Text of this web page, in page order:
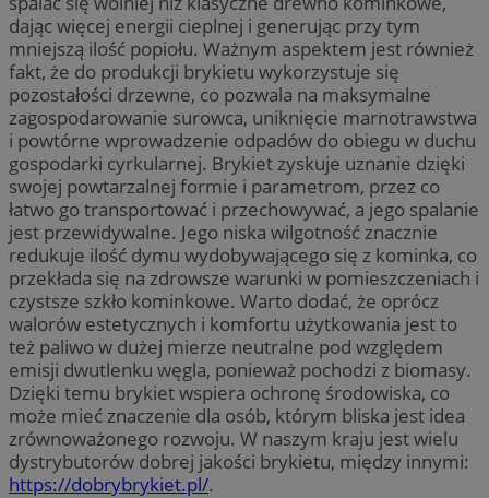
dając więcej energii cieplnej i generując przy tym
mniejszą ilość popiołu. Ważnym aspektem jest również
fakt, że do produkcji brykietu wykorzystuje się
pozostałości drzewne, co pozwala na maksymalne
zagospodarowanie surowca, uniknięcie marnotrawstwa
i powtórne wprowadzenie odpadów do obiegu w duchu
gospodarki cyrkularnej. Brykiet zyskuje uznanie dzięki
swojej powtarzalnej formie i parametrom, przez co
łatwo go transportować i przechowywać, a jego spalanie
jest przewidywalne. Jego niska wilgotność znacznie
redukuje ilość dymu wydobywającego się z kominka, co
przekłada się na zdrowsze warunki w pomieszczeniach i
czystsze szkło kominkowe. Warto dodać, że oprócz
walorów estetycznych i komfortu użytkowania jest to
też paliwo w dużej mierze neutralne pod względem
emisji dwutlenku węgla, ponieważ pochodzi z biomasy.
Dzięki temu brykiet wspiera ochronę środowiska, co
może mieć znaczenie dla osób, którym bliska jest idea
zrównoważonego rozwoju. W naszym kraju jest wielu
dystrybutorów dobrej jakości brykietu, między innymi:
https://dobrybrykiet.pl/.